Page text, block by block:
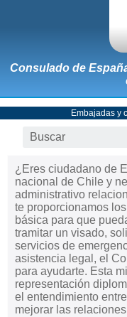
Consulado de
Embajadas y
¿Eres ciudadano de
nacional de Chile y
administrativo
te proporcionamos
básica para que
tramitar un visado,
servicios de
asistencia legal, el
para ayudarte. Esta
representación
el entendimiento
mejorar las